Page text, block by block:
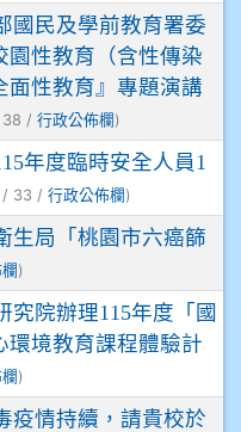
國民及學前教育署委
園性教育（含性傳染
面性教育』專題演講
/ 行政公佈欄 )
年度臨時安全人員1
/ 33 / 行政公佈欄 )
生局「桃園市六癌篩
)
究院辦理115年度「國
環境教育課程體驗計
)
疫情持續，請貴校於